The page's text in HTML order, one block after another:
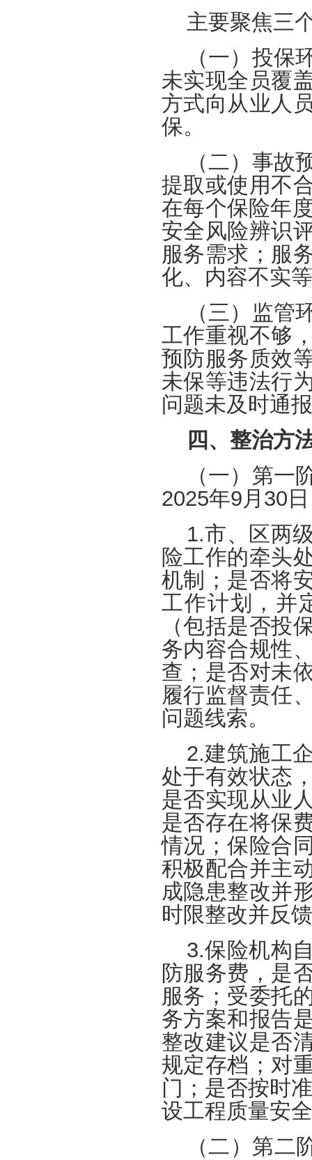
主要聚焦三
（一）投保
未实现全员覆
方式向从业人
保。
（二）事故
提取或使用不
在每个保险年
安全风险辨识
服务需求；服
化、内容不实
（三）监管
工作重视不够
预防服务质效
未保等违法行
问题未及时通
四、整治方
（一）第一
2025年9月30
1.市、区两
险工作的牵头
机制；是否将
工作计划，并
（包括是否投
务内容合规性
查；是否对未
履行监督责任
问题线索。
2.建筑施工
处于有效状态
是否实现从业
是否存在将保
情况；保险合
积极配合并主
成隐患整改并
时限整改并反
3.保险机构
防服务费，是
服务；受委托
务方案和报告
整改建议是否
规定存档；对
门；是否按时
设工程质量安
（二）第